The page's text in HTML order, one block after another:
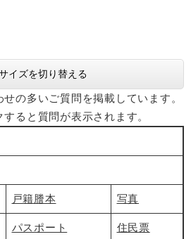
イズを切り替える
の多いご質問を掲載しています。
ると質問が表示されます。
戸籍謄本 写真
パスポート 住民票